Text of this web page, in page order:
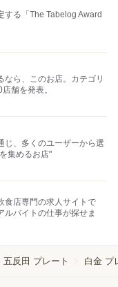
する「The Tabelog Award
なら、このお店。カテゴリ
舗を発表。
じ、多くのユーザーから選
集めるお店"
食店専門の求人サイトで
ルバイトの仕事が探せま
五反田 プレート 白金 プ